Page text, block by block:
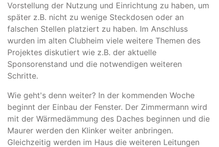
Vorstellung der Nutzung und Einrichtung zu haben, um
später z.B. nicht zu wenige Steckdosen oder an
falschen Stellen platziert zu haben. Im Anschluss
wurden im alten Clubheim viele weitere Themen des
Projektes diskutiert wie z.B. der aktuelle
Sponsorenstand und die notwendigen weiteren
Schritte.
Wie geht's denn weiter? In der kommenden Woche
beginnt der Einbau der Fenster. Der Zimmermann wird
mit der Wärmedämmung des Daches beginnen und die
Maurer werden den Klinker weiter anbringen.
Gleichzeitig werden im Haus die weiteren Leitungen